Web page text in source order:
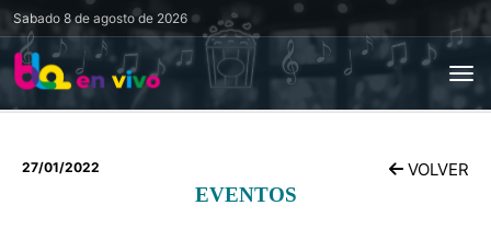
Sabado 8 de agosto de 2026
27/01/2022 VOLVER
EVENTOS